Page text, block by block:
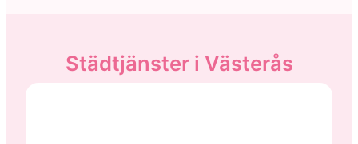
Städtjänster i Västerås